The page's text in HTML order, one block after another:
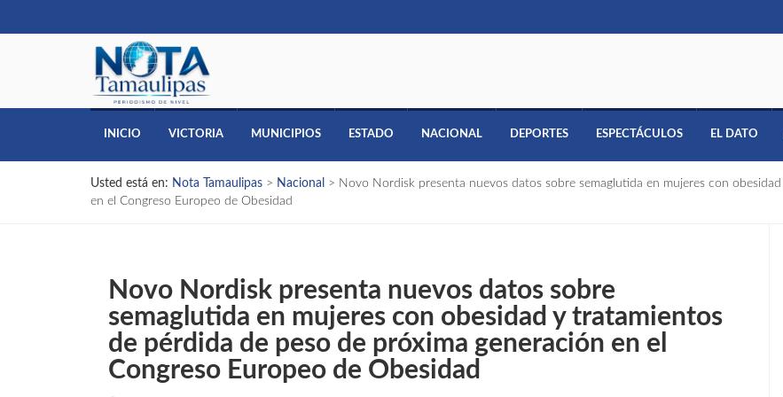
INICIO VICTORIA MUNICIPIOS ESTADO NACIONAL DEPORTES ESPECTÁCULOS EL DATO
Usted está en: Nota Tamaulipas > Nacional > Novo Nordisk presenta nuevos datos sobre semaglutida en mujeres con
en el Congreso Europeo de Obesidad
Novo Nordisk presenta nuevos datos sobre
semaglutida en mujeres con obesidad y tratamientos
de pérdida de peso de próxima generación en el
Congreso Europeo de Obesidad